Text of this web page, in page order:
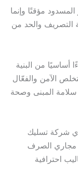
المسدود مؤقتًا وإنما
التصريف والحد من
من البنية
الآمن والفعّال
المبنى وصحة
شركة تسليك
الصرف
احترافية